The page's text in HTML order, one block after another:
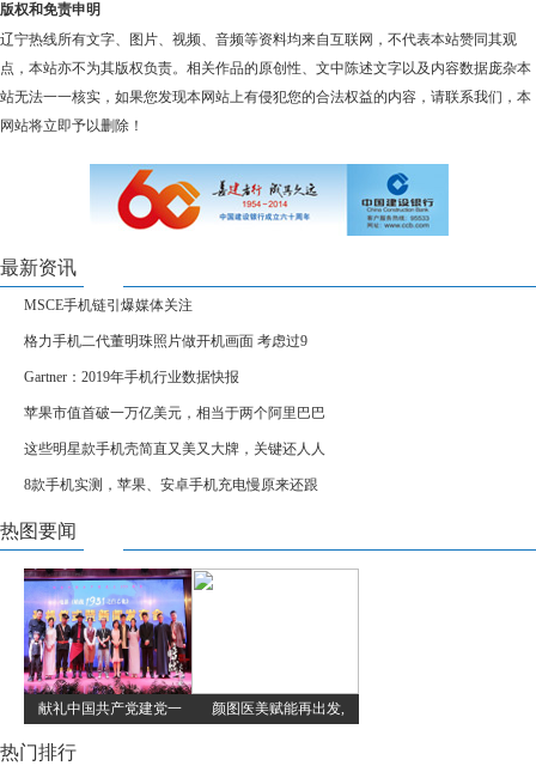
版权和免责申明
辽宁热线所有文字、图片、视频、音频等资料均来自互联网，不代表本站赞同其观
点，本站亦不为其版权负责。相关作品的原创性、文中陈述文字以及内容数据庞杂本
站无法一一核实，如果您发现本网站上有侵犯您的合法权益的内容，请联系我们，本
网站将立即予以删除！
最新资讯
MSCE手机链引爆媒体关注
格力手机二代董明珠照片做开机画面 考虑过9
Gartner：2019年手机行业数据快报
苹果市值首破一万亿美元，相当于两个阿里巴巴
这些明星款手机壳简直又美又大牌，关键还人人
8款手机实测，苹果、安卓手机充电慢原来还跟
热图要闻
献礼中国共产党建党一 颜图医美赋能再出发,
热门排行